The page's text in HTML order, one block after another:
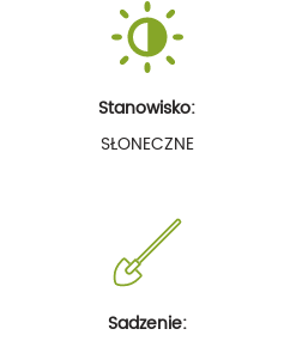
Stanowisko:
SŁONECZNE
Sadzenie: